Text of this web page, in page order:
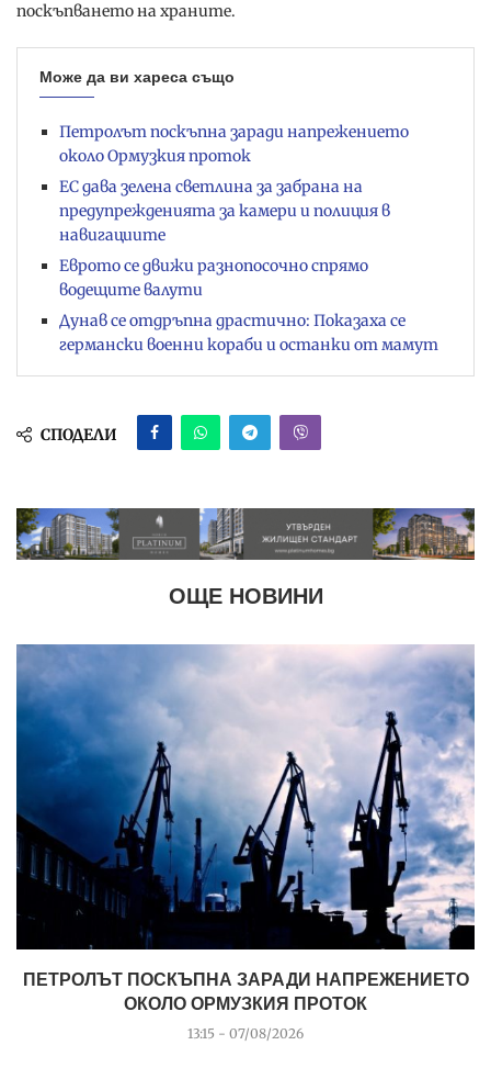
поскъпването на храните.
Може да ви хареса също
Петролът поскъпна заради напрежението
около Ормузкия проток
ЕС дава зелена светлина за забрана на
предупрежденията за камери и полиция в
навигациите
Еврото се движи разнопосочно спрямо
водещите валути
Дунав се отдръпна драстично: Показаха се
германски военни кораби и останки от мамут
СПОДЕЛИ
ОЩЕ НОВИНИ
ПЕТРОЛЪТ ПОСКЪПНА ЗАРАДИ НАПРЕЖЕНИЕТО
ОКОЛО ОРМУЗКИЯ ПРОТОК
13:15 - 07/08/2026